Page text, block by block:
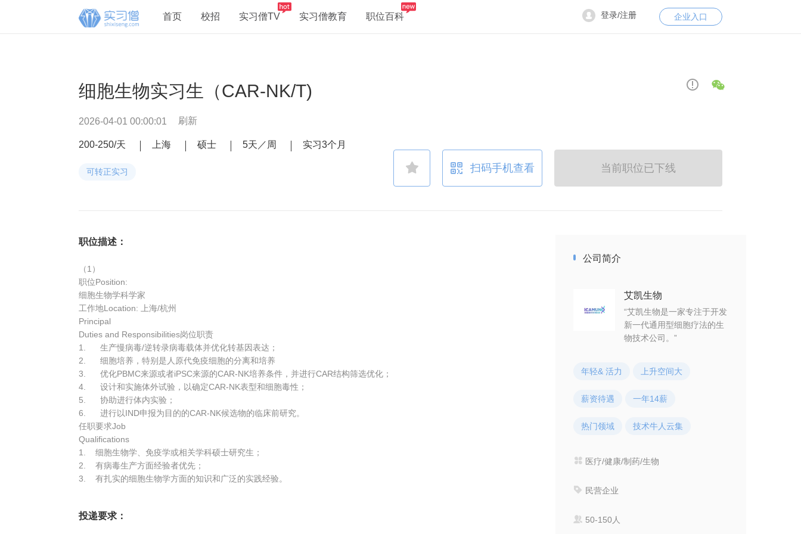
首页 校招 实习僧TV 实习僧教育 职位百科 企业入口
登录/注册
细胞生物实习生（CAR-NK/T)
2026-04-01 00:00:01 刷新
200-250/天 上海 硕士 5天／周 实习3个月
可转正实习 扫码手机查看 当前职位已下线
职位描述：
（1）
职位Position:
细胞生物学科学家
工作地Location: 上海/杭州
Principal
Duties and Responsibilities岗位职责
1. 生产慢病毒/逆转录病毒载体并优化转基因表达；
2. 细胞培养，特别是人原代免疫细胞的分离和培养
3. 优化PBMC来源或者iPSC来源的CAR-NK培养条件，并进行CAR结构筛选优化；
4. 设计和实施体外试验，以确定CAR-NK表型和细胞毒性；
5. 协助进行体内实验；
6. 进行以IND申报为目的的CAR-NK候选物的临床前研究。
任职要求Job
Qualifications
1. 细胞生物学、免疫学或相关学科硕士研究生；
2. 有病毒生产方面经验者优先；
3. 有扎实的细胞生物学方面的知识和广泛的实践经验。
投递要求：
公司简介
艾凯生物
“艾凯生物是一家专注于开发
新一代通用型细胞疗法的生
物技术公司。”
年轻& 活力 上升空间大
薪资待遇 一年14薪
热门领域 技术牛人云集
医疗/健康/制药/生物
民营企业
50-150人